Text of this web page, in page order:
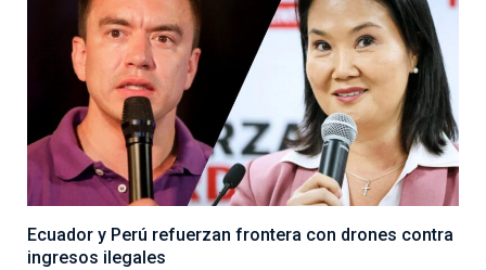
Ecuador y Perú refuerzan frontera con drones contra
ingresos ilegales